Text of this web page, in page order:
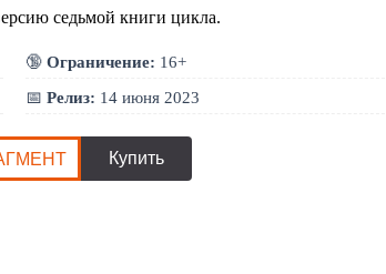
седьмой книги цикла.
🔞 Ограничение: 16+
📅 Релиз: 14 июня 2023